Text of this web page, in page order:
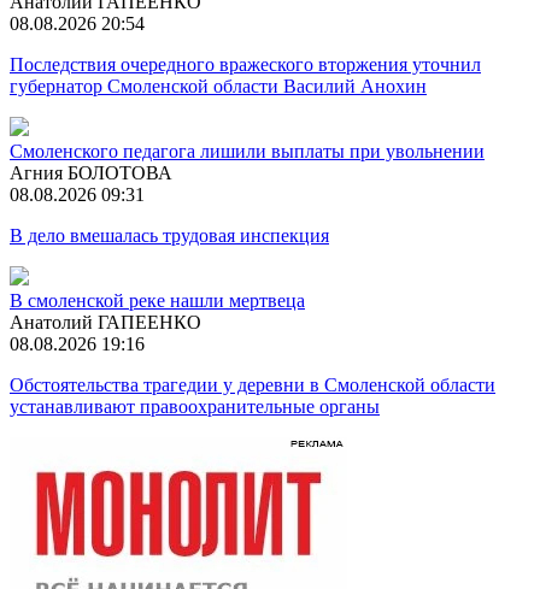
08.08.2026 20:54
Последствия очередного вражеского вторжения уточнил
губернатор Смоленской области Василий Анохин
Смоленского педагога лишили выплаты при увольнении
Агния БОЛОТОВА
08.08.2026 09:31
В дело вмешалась трудовая инспекция
В смоленской реке нашли мертвеца
Анатолий ГАПЕЕНКО
08.08.2026 19:16
Обстоятельства трагедии у деревни в Смоленской области
устанавливают правоохранительные органы